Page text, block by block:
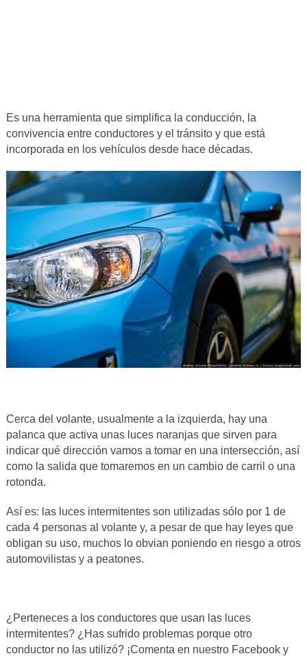
Es una herramienta que simplifica la conducción, la
convivencia entre conductores y el tránsito y que está
incorporada en los vehículos desde hace décadas.
Cerca del volante, usualmente a la izquierda, hay una
palanca que activa unas luces naranjas que sirven para
indicar qué dirección vamos a tomar en una intersección, así
como la salida que tomaremos en un cambio de carril o una
rotonda.
Así es: las luces intermitentes son utilizadas sólo por 1 de
cada 4 personas al volante y, a pesar de que hay leyes que
obligan su uso, muchos lo obvian poniendo en riesgo a otros
automovilistas y a peatones.
¿Perteneces a los conductores que usan las luces
intermitentes? ¿Has sufrido problemas porque otro
conductor no las utilizó? ¡Comenta en nuestro Facebook y